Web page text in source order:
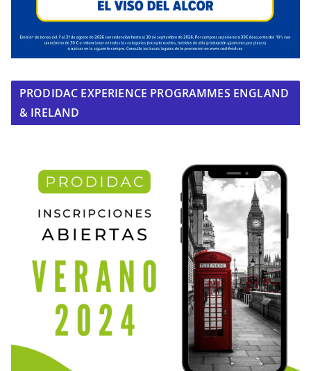
PRODIDAC EXPERIENCE PROGRAMMES ENGLAND
& IRELAND